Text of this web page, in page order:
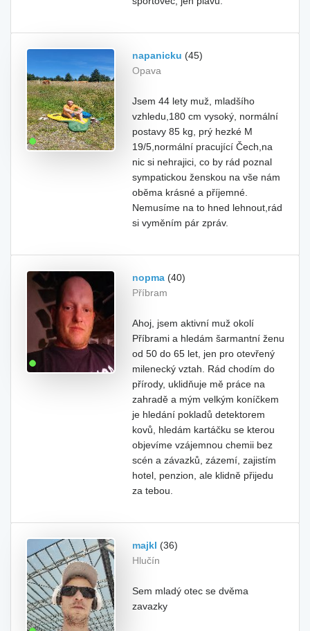
napanicku (45)
Opava
Jsem 44 lety muž, mladšího
vzhledu,180 cm vysoký, normální
postavy 85 kg, prý hezké M
19/5,normální pracující Čech,na
nic si nehrajici, co by rád poznal
sympatickou ženskou na vše nám
oběma krásné a příjemné.
Nemusíme na to hned lehnout,rád
si vyměním pár zpráv.
nopma (40)
Příbram
Ahoj, jsem aktivní muž okolí
Příbrami a hledám šarmantní ženu
od 50 do 65 let, jen pro otevřený
milenecký vztah. Rád chodím do
přírody, uklidňuje mě práce na
zahradě a mým velkým koníčkem
je hledání pokladů detektorem
kovů, hledám kartáčku se kterou
objevíme vzájemnou chemii bez
scén a závazků, zázemí, zajistím
hotel, penzion, ale klidně přijedu
za tebou.
majkl (36)
Hlučín
Sem mladý otec se dvěma
zavazky